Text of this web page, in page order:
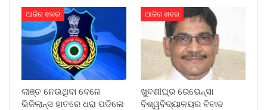
ଆଜିର ଖବର
ଲାଞ୍ଚ ନେଉଥିବା ବେଳେ
ଭିଜିଲାନ୍ସ ହାତରେ ଧରା ପଡିଲେ
ଆଜିର ଖବର
ଖୁବଶୀଘ୍ର ରେଭେନ୍ସା
ବିଶ୍ୱବିଦ୍ୟାଳୟର ବିବାଦ